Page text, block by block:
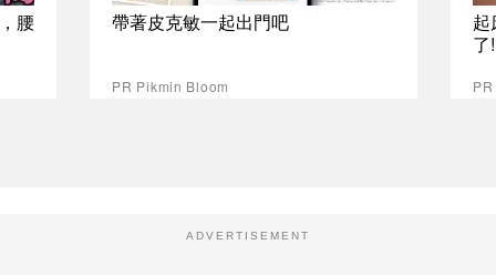
腰 帶著皮克敏一起出門吧
PR Pikmin Bloom
起
了
ADVERTISEMENT